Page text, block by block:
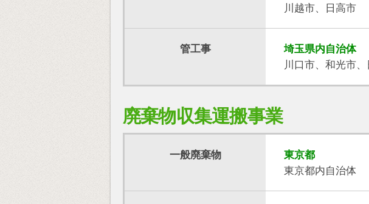
川越市、日高市
管工事
埼玉県内自治体
川口市、和光市
廃棄物収集運搬事業
一般廃棄物
東京都
東京都内自治体